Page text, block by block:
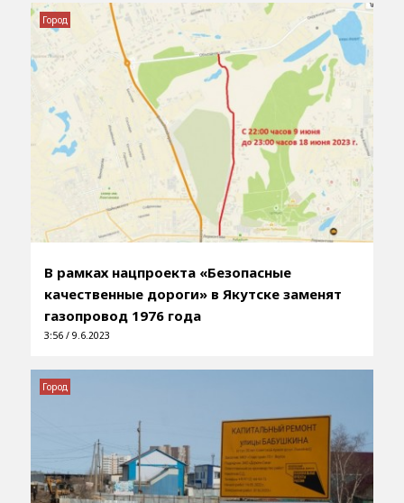
В рамках нацпроекта «Безопасные
качественные дороги» в Якутске заменят
газопровод 1976 года
3:56 / 9.6.2023
Город
Город